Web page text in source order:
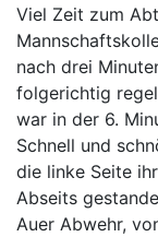
Viel Zeit zum
nach drei
folgerichtig
war in der 6.
Schnell und
die linke Seite
Abseits
Auer Abwehr,